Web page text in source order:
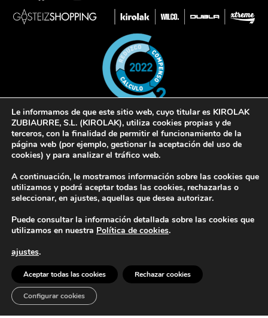
© 2022 Kirolak. Todos los derechos reservados
Aviso Legal Política de privacidad
Europar Batasunak finantzatua – NextGeneration EU
Le informamos de que este sitio web, cuyo titular es KIROLAK
ZUBIAURRE, S.L. (KIROLAK), utiliza cookies propias y de
terceros, con la finalidad de permitir el funcionamiento de la
página web (por ejemplo, gestionar la aceptación del uso de
cookies) y para analizar el tráfico web.
A continuación, le mostramos información sobre las cookies que
utilizamos y podrá aceptar todas las cookies, rechazarlas o
seleccionar, en ajustes, aquellas que desea autorizar.
Puede consultar la información detallada sobre las cookies que
utilizamos en nuestra Política de cookies.
ajustes.
Aceptar todas las cookies Rechazar cookies
Configurar cookies